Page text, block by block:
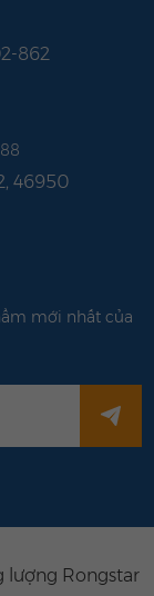
862
46950
mới nhất của
lượng Rongstar